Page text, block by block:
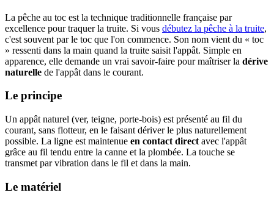
La pêche au toc est la technique traditionnelle française par
excellence pour traquer la truite. Si vous débutez la pêche à la truite,
c'est souvent par le toc que l'on commence. Son nom vient du « toc
» ressenti dans la main quand la truite saisit l'appât. Simple en
apparence, elle demande un vrai savoir-faire pour maîtriser la dérive
naturelle de l'appât dans le courant.
Le principe
Un appât naturel (ver, teigne, porte-bois) est présenté au fil du
courant, sans flotteur, en le faisant dériver le plus naturellement
possible. La ligne est maintenue en contact direct avec l'appât
grâce au fil tendu entre la canne et la plombée. La touche se
transmet par vibration dans le fil et dans la main.
Le matériel